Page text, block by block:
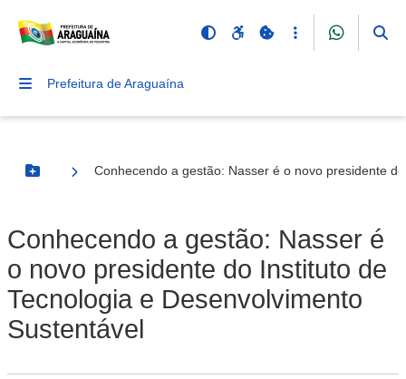
Prefeitura de Araguaína
Botão Menu
Conhecendo a gestão: Nasser é o novo presidente
Conhecendo a gestão: Nasser é
o novo presidente do Instituto de
Tecnologia e Desenvolvimento
Sustentável